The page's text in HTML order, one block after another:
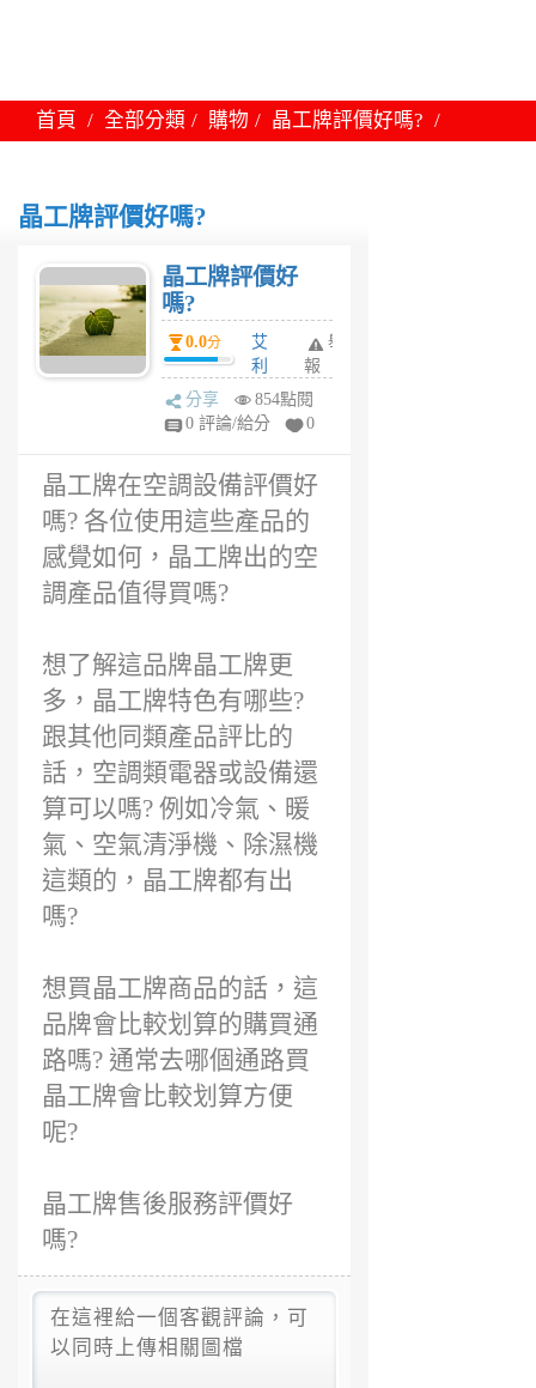
首頁 全部分類 購物 晶工牌評價好嗎?
晶工牌評價好嗎?
晶工牌評價好
嗎?
0.0分
艾
利
5
年
舉
報
分享
854點閱
0 評論/給分
0
晶工牌在空調設備評價好
嗎? 各位使用這些產品的
感覺如何，晶工牌出的空
調產品值得買嗎?
想了解這品牌晶工牌更
多，晶工牌特色有哪些?
跟其他同類產品評比的
話，空調類電器或設備還
算可以嗎? 例如冷氣、暖
氣、空氣清淨機、除濕機
這類的，晶工牌都有出
嗎?
想買晶工牌商品的話，這
品牌會比較划算的購買通
路嗎? 通常去哪個通路買
晶工牌會比較划算方便
呢?
晶工牌售後服務評價好
嗎?